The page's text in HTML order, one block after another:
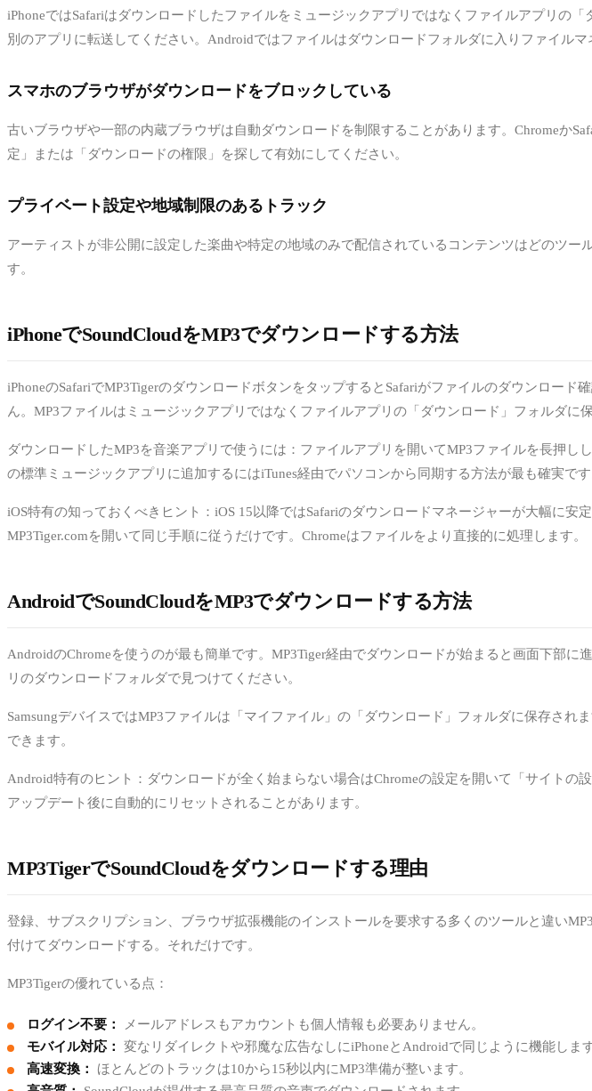
iPhoneではSafariはダウンロードしたファイルをミュージックアプリではなくファイルアプリの
別のアプリに転送してください。Androidではファイルはダウンロードフォルダに入りファイルマ
スマホのブラウザがダウンロードをブロックしている
古いブラウザや一部の内蔵ブラウザは自動ダウンロードを制限することがあります。Chromeか
定」または「ダウンロードの権限」を探して有効にしてください。
プライベート設定や地域制限のあるトラック
アーティストが非公開に設定した楽曲や特定の地域のみで配信されているコンテンツはどのツ
す。
iPhoneでSoundCloudをMP3でダウンロードする方法
iPhoneのSafariでMP3TigerのダウンロードボタンをタップするとSafariがファイルのダウンロー
ん。MP3ファイルはミュージックアプリではなくファイルアプリの「ダウンロード」フォルダに保
ダウンロードしたMP3を音楽アプリで使うには：ファイルアプリを開いてMP3ファイルを長押
の標準ミュージックアプリに追加するにはiTunes経由でパソコンから同期する方法が最も確実です
iOS特有の知っておくべきヒント：iOS 15以降ではSafariのダウンロードマネージャーが大幅に
MP3Tiger.comを開いて同じ手順に従うだけです。Chromeはファイルをより直接的に処理します。
AndroidでSoundCloudをMP3でダウンロードする方法
AndroidのChromeを使うのが最も簡単です。MP3Tiger経由でダウンロードが始まると画面下部
リのダウンロードフォルダで見つけてください。
SamsungデバイスではMP3ファイルは「マイファイル」の「ダウンロード」フォルダに保存さ
できます。
Android特有のヒント：ダウンロードが全く始まらない場合はChromeの設定を開いて「サイト
アップデート後に自動的にリセットされることがあります。
MP3TigerでSoundCloudをダウンロードする理由
登録、サブスクリプション、ブラウザ拡張機能のインストールを要求する多くのツールと違い
付けてダウンロードする。それだけです。
MP3Tigerの優れている点：
ログイン不要：
メールアドレスもアカウントも個人情報も必要ありません。
モバイル対応：
変なリダイレクトや邪魔な広告なしにiPhoneとAndroidで同じように機能します
高速変換：
ほとんどのトラックは10から15秒以内にMP3準備が整います。